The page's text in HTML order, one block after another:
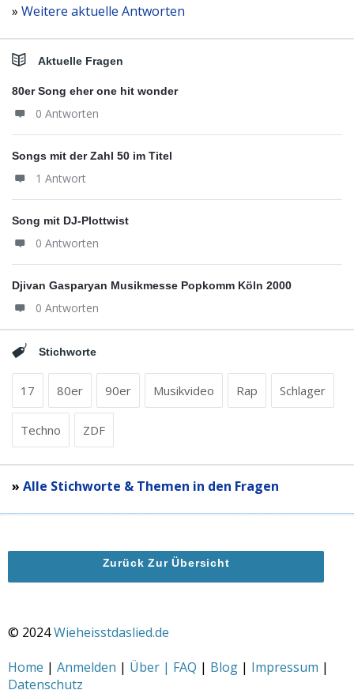
» Weitere aktuelle Antworten
Aktuelle Fragen
80er Song eher one hit wonder
0 Antworten
Songs mit der Zahl 50 im Titel
1 Antwort
Song mit DJ-Plottwist
0 Antworten
Djivan Gasparyan Musikmesse Popkomm Köln 2000
0 Antworten
Stichworte
17 80er 90er Musikvideo Rap Schlager
Techno ZDF
» Alle Stichworte & Themen in den Fragen
Zurück Zur Übersicht
© 2024Wieheisstdaslied.de
Home | Anmelden | Über | FAQ | Blog | Impressum |
Datenschutz